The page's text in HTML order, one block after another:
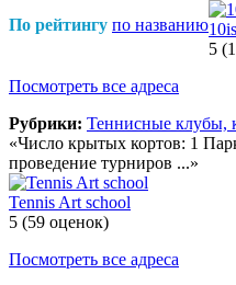
По рейтингу по названию10is
5
Посмотреть все адреса
Рубрики: Теннисные клубы,
«Число крытых кортов: 1
проведение турниров ...»
Tennis Art school
5 (59 оценок)
Посмотреть все адреса